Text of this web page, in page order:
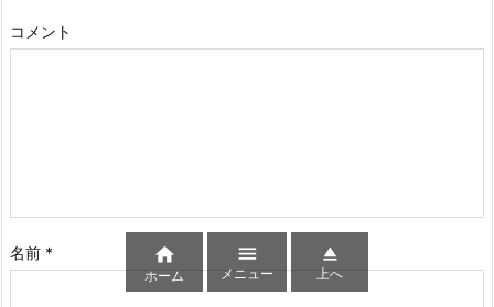
コメント
名前 * 
ホーム

メニュー

上へ